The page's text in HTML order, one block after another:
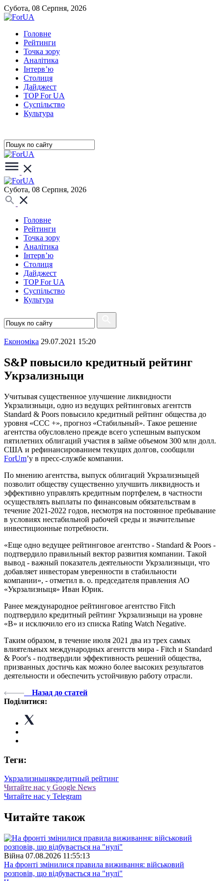
Субота, 08 Серпня, 2026
Головне
Рейтинги
Точка зору
Аналітика
Інтерв’ю
Столиця
Дайджест
TOP For UA
Суспiльство
Культура
Субота, 08 Серпня, 2026
Головне
Рейтинги
Точка зору
Аналітика
Інтерв’ю
Столиця
Дайджест
TOP For UA
Суспiльство
Культура
Економіка 29.07.2021 15:20
S&P повысило кредитный рейтинг
Укрзализныци
Учитывая существенное улучшение ликвидности
Укрзализныци, одно из ведущих рейтинговых агентств
Standard & Poors повысило кредитный рейтинг общества до
уровня «CCC +», прогноз «Стабильный». Такое решение
агентства обусловлено прежде всего успешным выпуском
пятилетних облигаций участия в займе объемом 300 млн долл.
США и рефинансированием текущих долгов, сообщили
ForUm’у в пресс-службе компании.
По мнению агентства, выпуск облигаций Укрзализныцей
позволит обществу существенно улучшить ликвидность и
эффективно управлять кредитным портфелем, в частности
осуществлять выплаты по финансовым обязательствам в
течение 2021-2022 годов, несмотря на постоянное пребывание
в условиях нестабильной рабочей среды и значительные
инвестиционные потребности.
«Еще одно ведущее рейтинговое агентство - Standard & Poors -
подтвердило правильный вектор развития компании. Такой
вывод - важный показатель деятельности Укрзализныци, что
добавляет инвесторам уверенности в стабильности
компании», - отметил в. о. председателя правления АО
«Укрзализныця» Иван Юрик.
Ранее международное рейтинговое агентство Fitch
подтвердило кредитный рейтинг Укрзализныци на уровне
«B» и исключило его из списка Rating Watch Negative.
Таким образом, в течение июля 2021 два из трех самых
влиятельных международных агентств мира - Fitch и Standard
& Poor's - подтвердили эффективность решений общества,
призванных достичь как можно более высоких результатов
деятельности и обеспечить устойчивую работу отрасли.
Назад до статей
Поділитися:
Теги:
Укрзализныцякредитный рейтинг
Читайте нас у Google News
Читайте нас у Telegram
Читайте також
Війна 07.08.2026 11:55:13
На фронті змінилися правила виживання: військовий
розповів, що відбувається на "нулі"